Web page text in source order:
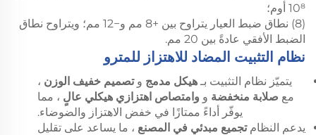
10⁸ أوم؛
(8) نطاق ضبط العيار يتراوح بين +8 مم و−12 مم؛ ويتراوح نطاق
الضبط الأفقي عادةً بين 20 مم.
نظام التثبيت المضاد للاهتزاز للمترو
يتميّز نظام التثبيت بـ هيكل مدمج وتصميم خفيف الوزن ،
مع صلابة منخفضة و وامتصاص اهتزازي هيكلي عالٍ ، مما
يوفّر أداءً ممتازًا في خفض الاهتزاز والضوضاء.
يدعم النظامتجميع مبدئي في المصنع ، ما يساعد على تقليل